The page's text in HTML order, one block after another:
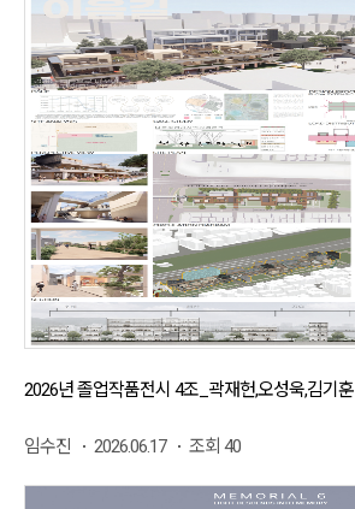
2026년 졸업작품전시 4조_곽재헌,오성욱,김기훈
임수진 2026.06.17 조회 40